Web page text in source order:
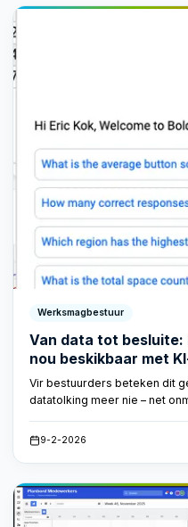
Werksmagbestuur
Van data tot besluite:
nou beskikbaar met
Vir bestuurders beteken dit
datatolking meer nie – net
evaluerings.
9-2-2026